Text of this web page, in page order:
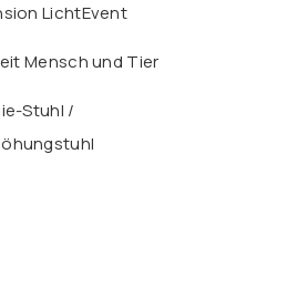
LichtEvent
Mensch und Tier
Stuhl /